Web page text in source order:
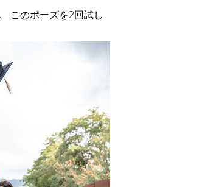
このポーズを2回試し